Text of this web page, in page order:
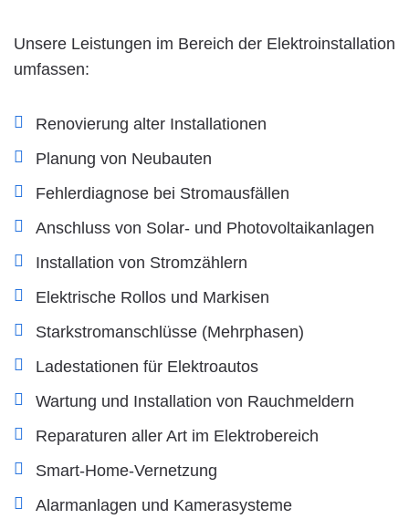
Unsere Leistungen im Bereich der Elektroinstallation
umfassen:
Renovierung alter Installationen
Planung von Neubauten
Fehlerdiagnose bei Stromausfällen
Anschluss von Solar- und Photovoltaikanlagen
Installation von Stromzählern
Elektrische Rollos und Markisen
Starkstromanschlüsse (Mehrphasen)
Ladestationen für Elektroautos
Wartung und Installation von Rauchmeldern
Reparaturen aller Art im Elektrobereich
Smart-Home-Vernetzung
Alarmanlagen und Kamerasysteme